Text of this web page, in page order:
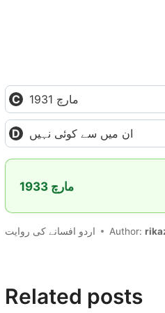
مارچ 1931
ان میں سے کوئی نہیں
اردو افسانے کی روایت Author:
Related posts